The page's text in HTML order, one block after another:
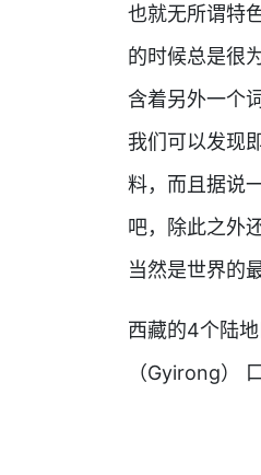
也就无所谓特
的时候总是很
含着另外一个
我们可以发现
料，而且据说
吧，除此之外
当然是世界的
西藏的4个陆
（Gyirong）